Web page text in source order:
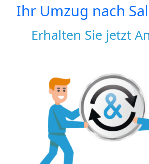
Ihr Umzug nach
Erhalten Sie jetzt